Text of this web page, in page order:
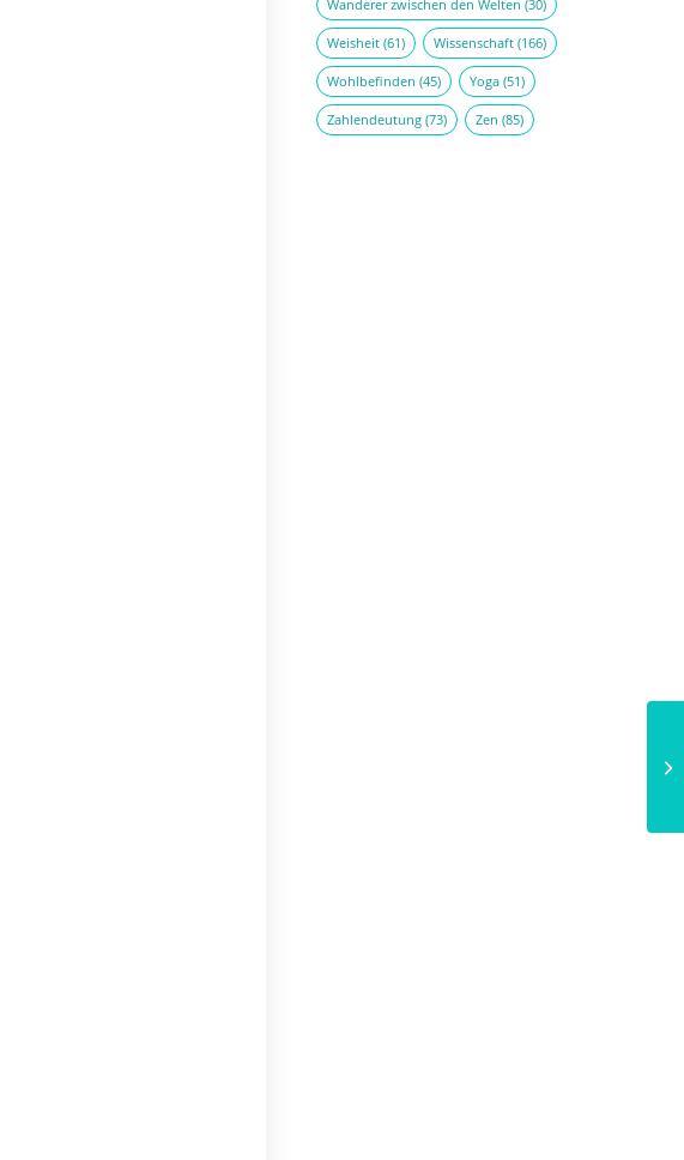
Wanderer zwischen den Welten (30)
Weisheit (61) Wissenschaft (166)
Wohlbefinden (45) Yoga (51)
Zahlendeutung (73) Zen (85)